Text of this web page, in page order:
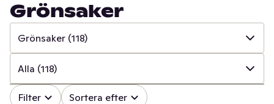
Grönsaker
Grönsaker (118)
✓ Alla (315)
✓ Grönsaker (118)
Alla (118)
✓ Alla (118)
Filter Sortera efter